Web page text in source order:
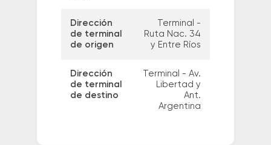
Dirección
de terminal
de origen
Terminal -
Ruta Nac. 34
y Entre Ríos
Dirección
de terminal
de destino
Terminal - Av.
Libertad y
Ant.
Argentina